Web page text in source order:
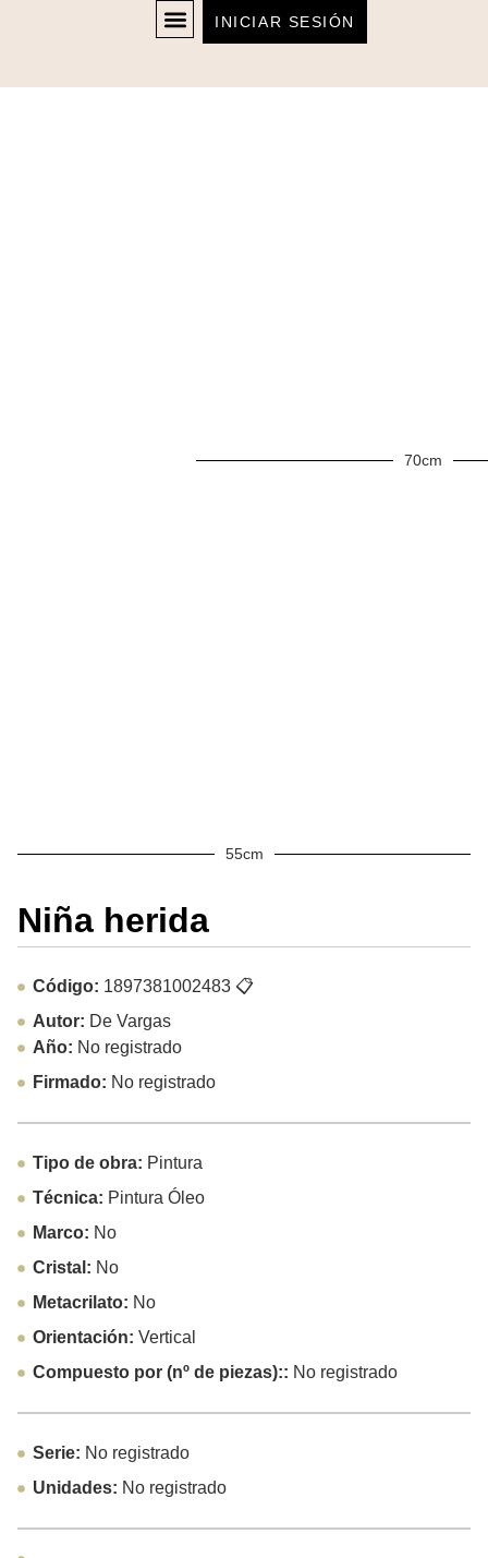
INICIAR SESIÓN
55cm
70cm
Niña herida
Código: 1897381002483📋
Autor: De Vargas
Año: No registrado
Firmado: No registrado
Tipo de obra: Pintura
Técnica: Pintura Óleo
Marco: No
Cristal: No
Metacrilato: No
Orientación: Vertical
Compuesto por (nº de piezas):: No registrado
Serie: No registrado
Unidades: No registrado